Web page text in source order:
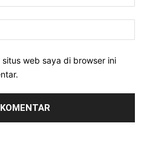
web saya di browser ini